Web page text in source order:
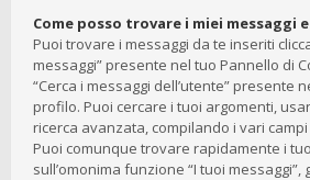
Come posso trovare i miei messaggi
Puoi trovare i messaggi da te inseriti
messaggi” presente nel tuo Pannello di
“Cerca i messaggi dell’utente” presente
profilo. Puoi cercare i tuoi argomenti,
ricerca avanzata, compilando i vari
Puoi comunque trovare rapidamente i
sull’omonima funzione “I tuoi